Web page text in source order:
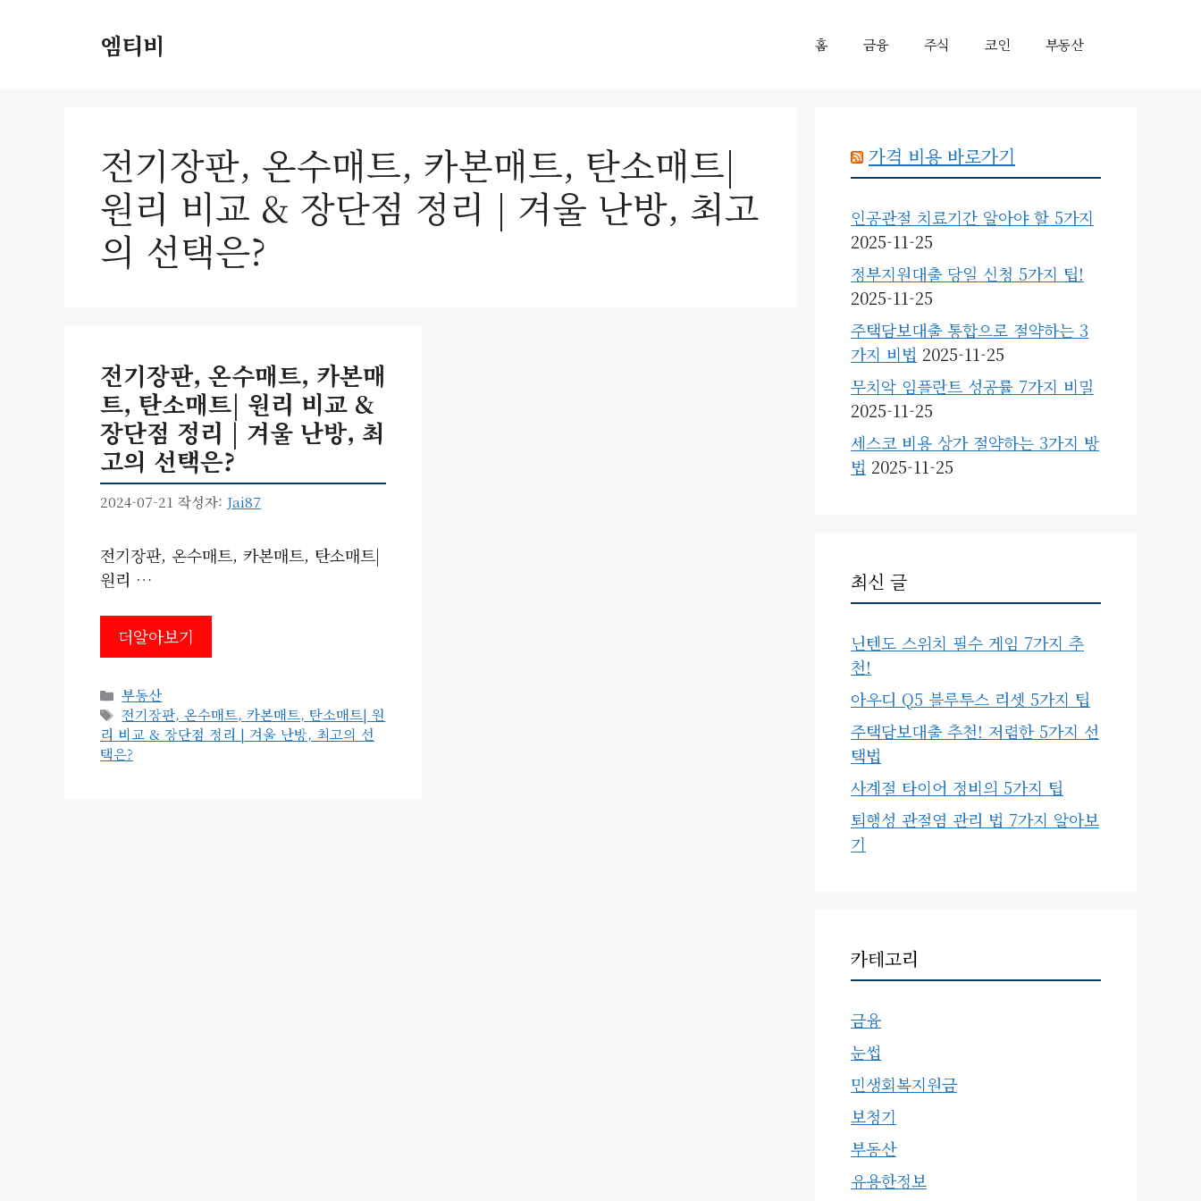
엠티비 홈 금융 주식 코인 부동산
전기장판, 온수매트, 카본매트, 탄소매트|
원리 비교 & 장단점 정리 | 겨울 난방, 최고
의 선택은?
전기장판, 온수매트, 카본매
트, 탄소매트| 원리 비교 &
장단점 정리 | 겨울 난방, 최
고의 선택은?
2024-07-21 작성자: Jai87
전기장판, 온수매트, 카본매트, 탄소매트|
원리 …
더알아보기
카
테
고
리
부동산
태
그
전기장판, 온수매트, 카본매트, 탄소매트| 원
리 비교 & 장단점 정리 | 겨울 난방, 최고의 선
택은?
가격 비용 바로가기
인공관절 치료기간 알아야 할 5가지
2025-11-25
정부지원대출 당일 신청 5가지 팁!
2025-11-25
주택담보대출 통합으로 절약하는 3
가지 비법 2025-11-25
무치악 임플란트 성공률 7가지 비밀
2025-11-25
세스코 비용 상가 절약하는 3가지 방
법 2025-11-25
최신 글
닌텐도 스위치 필수 게임 7가지 추
천!
아우디 Q5 블루투스 리셋 5가지 팁
주택담보대출 추천! 저렴한 5가지 선
택법
사계절 타이어 정비의 5가지 팁
퇴행성 관절염 관리 법 7가지 알아보
기
카테고리
금융
눈썹
민생회복지원금
보청기
부동산
유용한정보